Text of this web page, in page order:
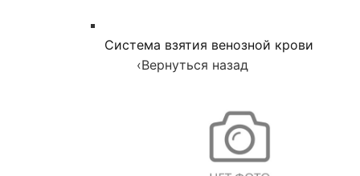
Система взятия венозной крови
‹Вернуться назад